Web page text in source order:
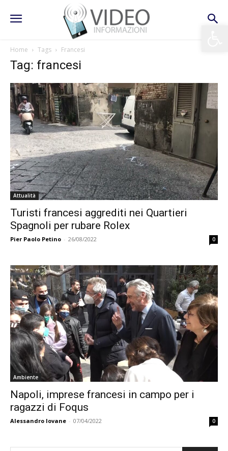
Home Tags Francesi
Tag: francesi
Attualità
Turisti francesi aggrediti nei Quartieri
Spagnoli per rubare Rolex
Pier Paolo Petino - 26/08/2022 0
Ambiente
Napoli, imprese francesi in campo per i
ragazzi di Foqus
Alessandro Iovane - 07/04/2022 0